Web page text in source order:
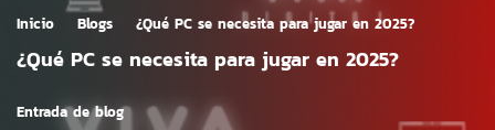
Inicio Blogs ¿Qué PC se necesita para jugar en 2025?
¿Qué PC se necesita para jugar en 2025?
Entrada de blog